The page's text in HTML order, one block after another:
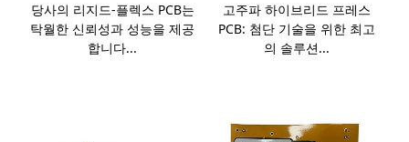
당사의 리지드-플렉스 PCB는
탁월한 신뢰성과 성능을 제공
합니다...
고주파 하이브리드 프레스
PCB: 첨단 기술을 위한 최고
의 솔루션...